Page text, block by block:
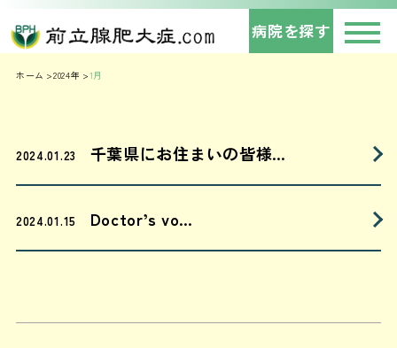
病院を探す
ホーム 2024年 1月
2024.01.23 千葉県にお住まいの皆様…
2024.01.15 Doctor’s vo…